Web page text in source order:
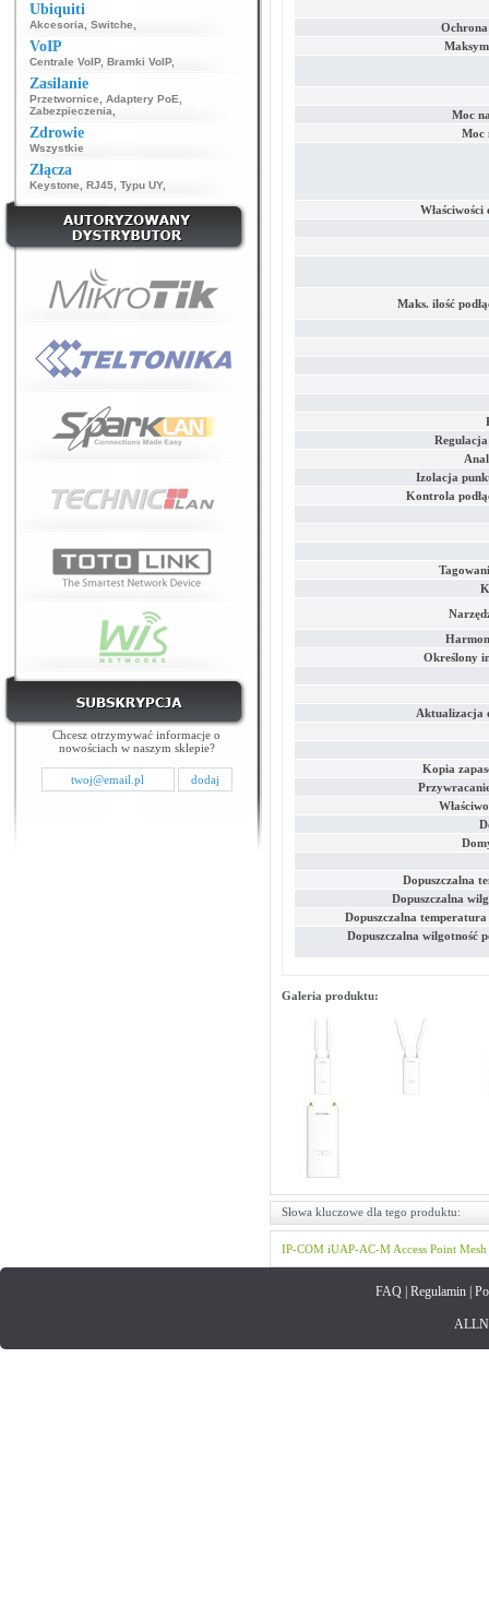
Ubiquiti
Akcesoria Switche
VoIP
Centrale VoIP, Bramki VoIP,
Zasilanie
Przetwornice Adaptery PoE
Zabezpieczenia
Zdrowie
Wszystkie
Złącza
Keystone RJ45 Typu UY,
Chcesz otrzymywać informacje o
nowościach w naszym sklepie?
Moc
Moc
Maks. ilość
Izolacja
Kontrola
Określony
Aktualizacja
Kopia
Dopuszczalna
Dopuszczalna
Dopuszczalna
Dopuszczalna wilgotność
Galeria produktu:
Słowa kluczowe dla tego produktu:
IP-COM iUAP-AC-M Access Point Mesh
FAQ| Regulamin|